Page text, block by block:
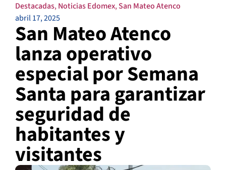
Destacadas,Noticias Edomex,San Mateo Atenco
abril 17, 2025
San Mateo Atenco
lanza operativo
especial por Semana
Santa para garantizar
seguridad de
habitantes y
visitantes